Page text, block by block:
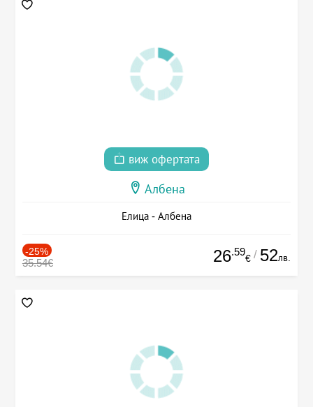
виж офертата
Албена
Елица - Албена
-25%
35.54€ 26.59
€ / 52лв.